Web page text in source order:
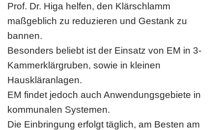
Prof. Dr. Higa helfen, den Klär­schlamm
maßgeblich zu reduzieren und Gestank zu
bannen.
Besonders beliebt ist der Einsatz von EM in 3-
Kammerklärgruben, sowie in kleinen
Hauskläranlagen.
EM findet jedoch auch Anwendungsgebiete in
kommunalen Systemen.
Die Einbringung erfolgt täglich, am Besten am